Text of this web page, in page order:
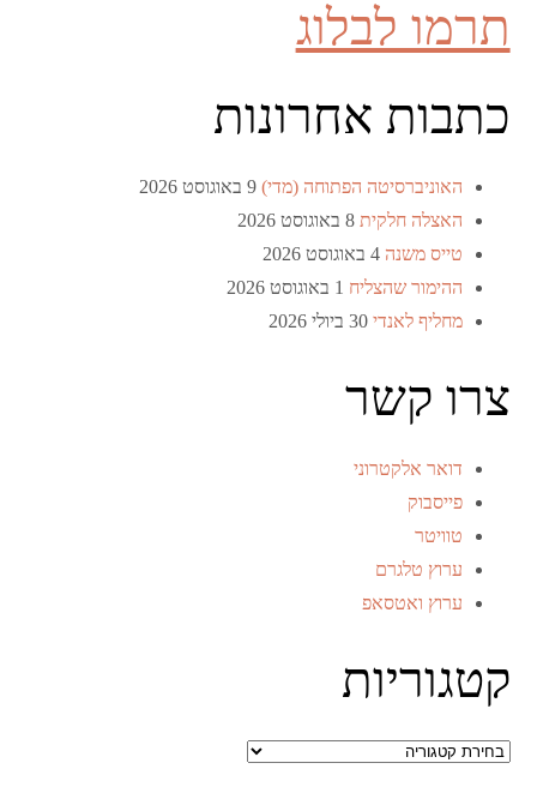
תרמו לבלוג
כתבות אחרונות
האוניברסיטה הפתוחה (מדי) 9 באוגוסט 2026
האצלה חלקית 8 באוגוסט 2026
טייס משנה 4 באוגוסט 2026
ההימור שהצליח 1 באוגוסט 2026
מחליף לאנדי 30 ביולי 2026
צרו קשר
דואר אלקטרוני
פייסבוק
טוויטר
ערוץ טלגרם
ערוץ ואטסאפ
קטגוריות
קטגוריות